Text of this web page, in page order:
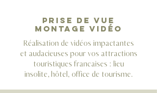
Prise de vue
Montage vidéo
Réalisation de vidéos impactantes
et audacieuses pour vos attractions
touristiques françaises : lieu
insolite, hôtel, office de tourisme.